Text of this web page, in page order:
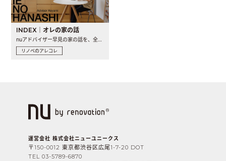
INDEX｜オレの家の話
リノベのアレコレ
運営会社 株式会社ニューユニークス
〒150-0012 東京都渋谷区広尾1-7-20 DOT
TEL 03-5789-6870